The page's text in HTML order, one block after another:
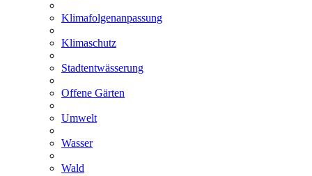
Klimafolgenanpassung
Klimaschutz
Stadtentwässerung
Offene Gärten
Umwelt
Wasser
Wald